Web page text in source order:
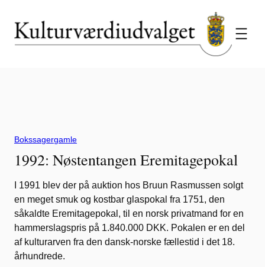
indhold
Bokssagergamle
1992: Nøstentangen Eremitagepokal
I 1991 blev der på auktion hos Bruun Rasmussen solgt
en meget smuk og kostbar glaspokal fra 1751, den
såkaldte Eremitagepokal, til en norsk privatmand for en
hammerslagspris på 1.840.000 DKK. Pokalen er en del
af kulturarven fra den dansk-norske fællestid i det 18.
århundrede.